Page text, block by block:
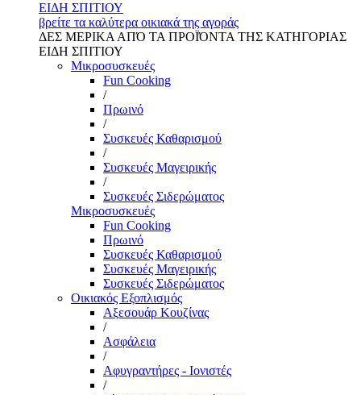
ΕΙΔΗ ΣΠΙΤΙΟΥ
βρείτε τα καλύτερα οικιακά της αγοράς
ΔΕΣ ΜΕΡΙΚΑ ΑΠΌ ΤΑ ΠΡΟΪΌΝΤΑ ΤΗΣ ΚΑΤΗΓΟΡΙΑΣ
ΕΙΔΗ ΣΠΙΤΙΟΥ
Μικροσυσκευές
Fun Cooking
/
Πρωινό
/
Συσκευές Καθαρισμού
/
Συσκευές Μαγειρικής
/
Συσκευές Σιδερώματος
Μικροσυσκευές
Fun Cooking
Πρωινό
Συσκευές Καθαρισμού
Συσκευές Μαγειρικής
Συσκευές Σιδερώματος
Οικιακός Εξοπλισμός
Αξεσουάρ Κουζίνας
/
Ασφάλεια
/
Αφυγραντήρες - Ιονιστές
/